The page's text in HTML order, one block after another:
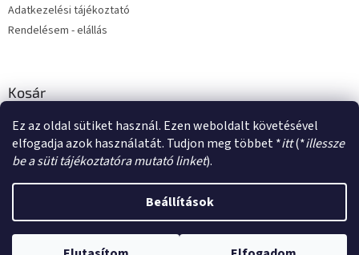
Ez az oldal sütiket használ. Ezen weboldalt követésével
elfogadja azok használatát. Tudjon meg többet *itt(*illessze
be a süti tájékoztatóra mutató linket).
Beállítások
Adatkezelési tájékoztató
Rendelésem - elállás
Kosár
0DB /0 FT
Copyright 2026Matrica Műhely. Minden jog fenntartva.Süti